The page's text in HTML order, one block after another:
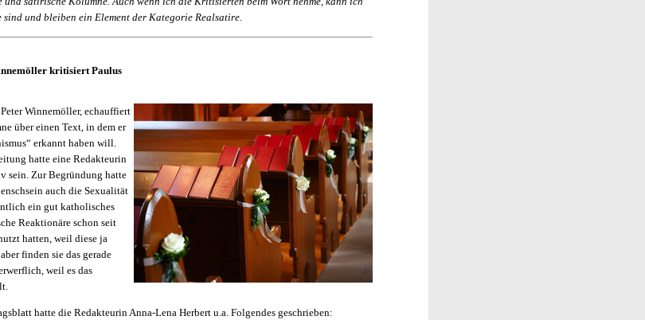
sind und bleiben ein Element der Kategorie Realsatire.
kritisiert Paulus
Winnemöller, echauffiert
über einen Text, in dem er
erkannt haben will.
hatte eine Redakteurin
sein. Zur Begründung hatte
auch die Sexualität
ein gut katholisches
Reaktionäre schon seit
hatten, weil diese ja
finden sie das gerade
weil es das
hatte die Redakteurin Anna-Lena Herbert u.a. Folgendes geschrieben: